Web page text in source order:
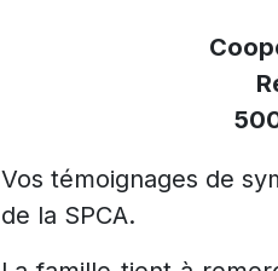
Vos témoignages de
de la SPCA.